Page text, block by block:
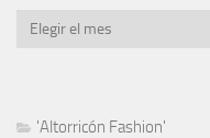
Archivo
'Altorricón Fashion'